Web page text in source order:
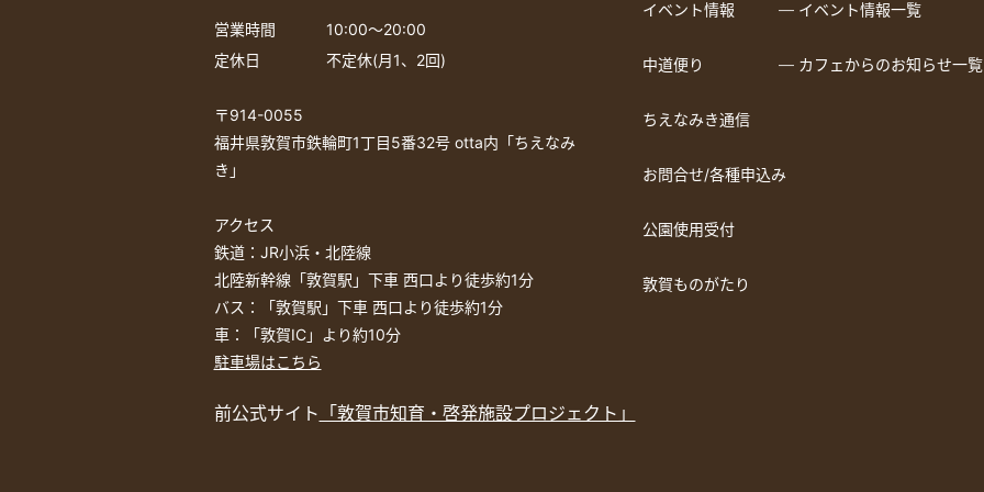
営業時間
10:00〜20:00
定休日
不定休(月1、2回)
〒914-0055
福井県敦賀市鉄輪町1丁目5番32号 otta内「ちえなみ
き」
アクセス
鉄道：JR小浜・北陸線
北陸新幹線「敦賀駅」下車 西口より徒歩約1分
バス：「敦賀駅」下車 西口より徒歩約1分
車：「敦賀IC」より約10分
駐車場はこちら
イベント情報 ― イベント情報一覧
中道便り ― カフェからのお知らせ一覧
ちえなみき通信
お問合せ/各種申込み
公園使用受付
敦賀ものがたり
前公式サイト 「敦賀市知育・啓発施設プロジェクト」